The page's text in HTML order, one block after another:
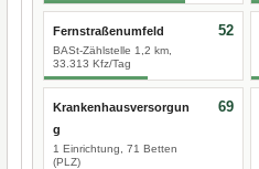
Fernstraßenumfeld
BASt-Zählstelle 1,2 km,
33.313 Kfz/Tag
52
Krankenhausversorgun
g
1 Einrichtung, 71 Betten
(PLZ)
69